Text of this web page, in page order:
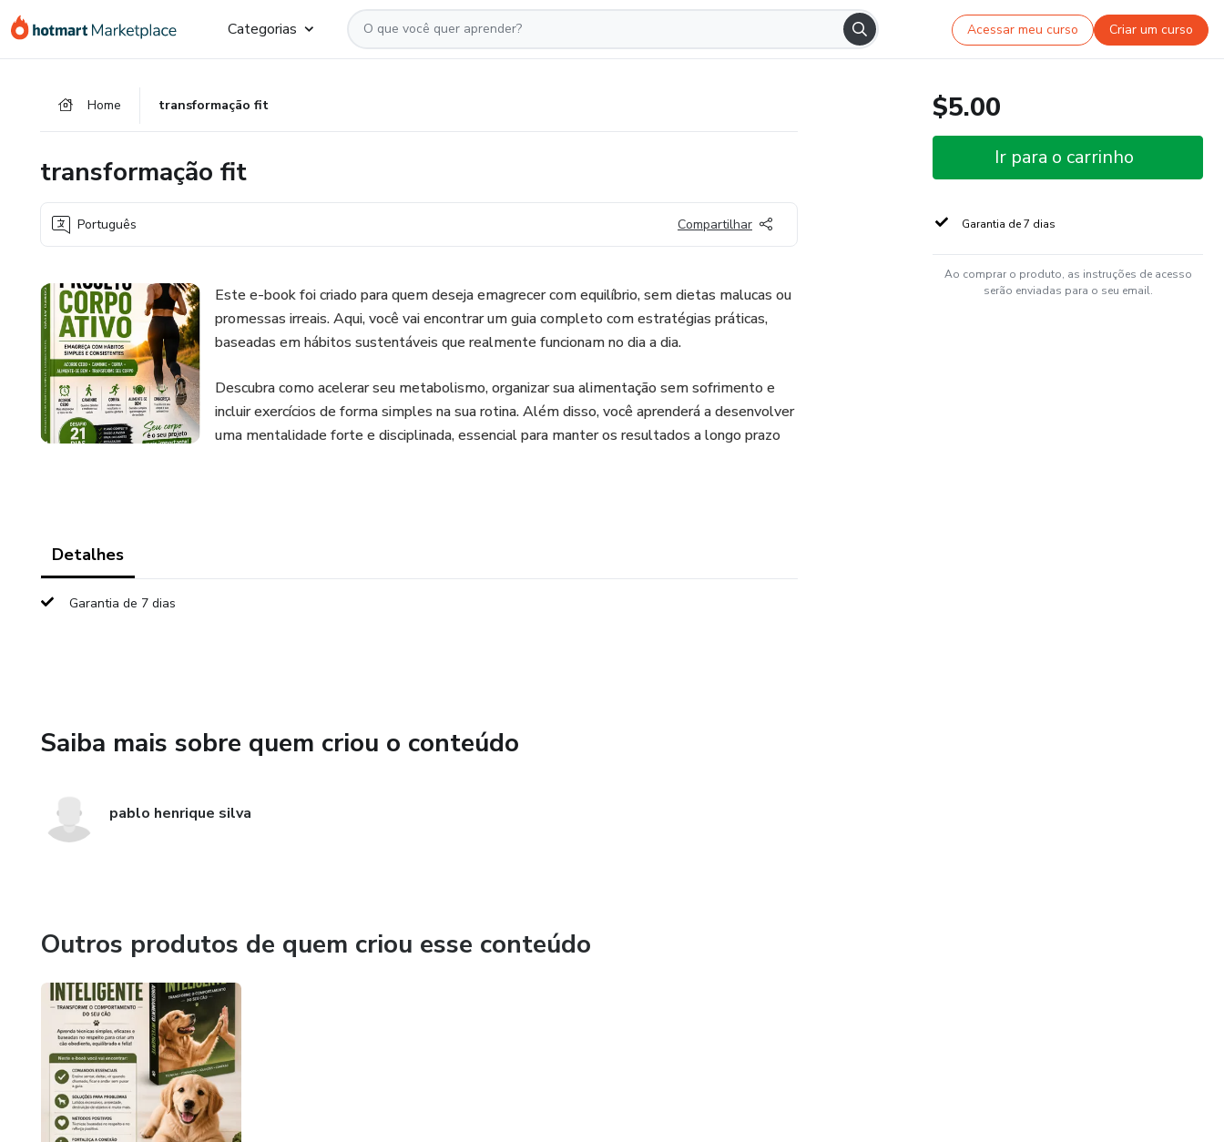
para
para
para
Categorias Acessar meu curso Criar um curso
Home transformação fit
transformação fit
Português Compartilhar
Este e-book foi criado para quem deseja emagrecer com equilíbrio, sem dietas malucas ou
promessas irreais. Aqui, você vai encontrar um guia completo com estratégias práticas,
baseadas em hábitos sustentáveis que realmente funcionam no dia a dia.
Descubra como acelerar seu metabolismo, organizar sua alimentação sem sofrimento e
incluir exercícios de forma simples na sua rotina. Além disso, você aprenderá a desenvolver
uma mentalidade forte e disciplinada, essencial para manter os resultados a longo prazo
Detalhes
Garantia de 7 dias
Saiba mais sobre quem criou o conteúdo
pablo henrique silva
Outros produtos de quem criou esse conteúdo
$5.00
Ir para o carrinho
Garantia de 7 dias
Ao comprar o produto, as instruções de acesso
serão enviadas para o seu email.